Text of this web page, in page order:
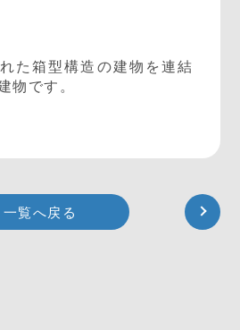
た箱型構造の建物を連結
物です。
一覧へ戻る